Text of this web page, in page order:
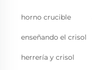
horno crucible
enseñando el crisol
herrería y crisol